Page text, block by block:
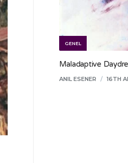
GENEL
Maladaptive
ANIL ESENER / 16TH